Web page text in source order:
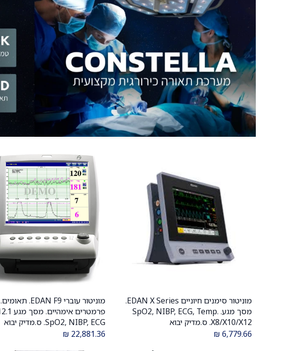
הוספה לעגלה
מוניטור סימנים חיוניים EDAN X Series.
מסך מגע. SpO2, NIBP, ECG, Temp.
X8/X10/X12. ס.מדיק יבוא
6,779.66
₪
הוספה לעגלה
מוניטור עוברי EDAN F9. תאומים.
SpO2, NIBP, ECG. ס.מדיק יבוא
22,881.36
₪